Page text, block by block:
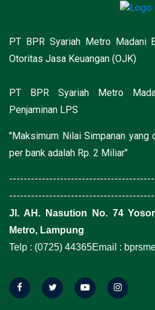
PT BPR Syariah Metro Madani
Otoritas Jasa Keuangan (OJK)
PT BPR Syariah Metro
Penjaminan LPS
"Maksimum Nilai Simpanan yang
per bank adalah Rp. 2 Miliar"
Jl. AH. Nasution No. 74
Metro, Lampung
Telp : (0725) 44365Email :